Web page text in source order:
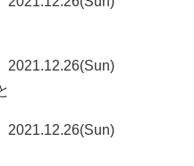
2021.12.26(Sun)
2021.12.26(Sun)